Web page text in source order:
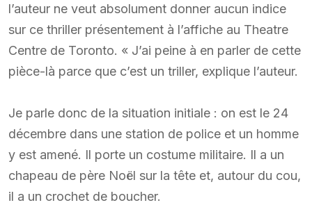
l’auteur ne veut absolument donner aucun indice
sur ce thriller présentement à l’affiche au Theatre
Centre de Toronto. « J’ai peine à en parler de cette
pièce-là parce que c’est un triller, explique l’auteur.
Je parle donc de la situation initiale : on est le 24
décembre dans une station de police et un homme
y est amené. Il porte un costume militaire. Il a un
chapeau de père Noël sur la tête et, autour du cou,
il a un crochet de boucher.